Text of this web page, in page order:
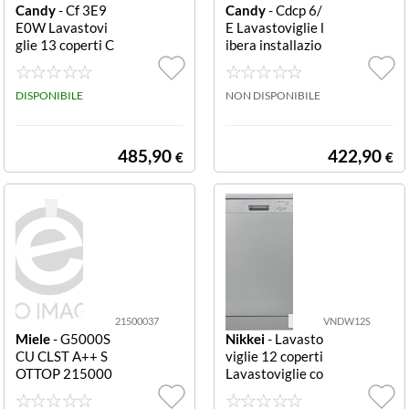
Candy- Cf 3E9
E0W Lavastovi
glie 13 coperti C
lasse e libera ins
tallazione Rapid
CF 3E9E0W Lav
nza Ritardata Cl
8x81 8 cm Bian
co
DISPONIBILE
485,90 €
Candy- Cdcp 6/
E Lavastoviglie l
ibera installazio
ne 6 coperti Cla
sse F LAVASTO
VIGLIE CANDY
NON DISPONIBILE
422,90 €
21500037
Miele- G5000S
CU CLST A++ S
OTTOP 215000
37 G5000SCU
VNDW12S
Nikkei- Lavasto
viglie 12 coperti
Lavastoviglie co
lore silver, front